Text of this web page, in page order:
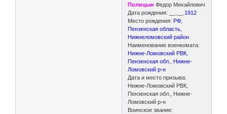
Полицын Федор Михайлович
Дата рождения: __.__. 1912
Место рождения: РФ,
Пензенская область,
Нижнеломовский район
Наименование военкомата:
Нижне-Ломовский РВК,
Пензенская обл., Нижне-
Ломовский р-н
Дата и место призыва:
Нижне-Ломовский РВК,
Пензенская обл., Нижне-
Ломовский р-н
Воинское звание: